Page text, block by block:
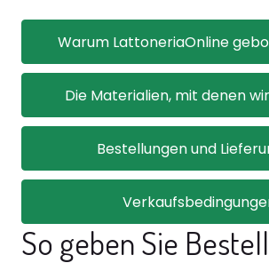
Warum LattoneriaOnline
Die Materialien, mit denen
Bestellungen und
So geben Sie